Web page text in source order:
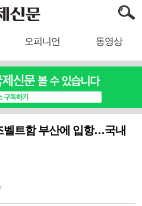
오피니언 동영상
벨트함 부산에 입항…국내